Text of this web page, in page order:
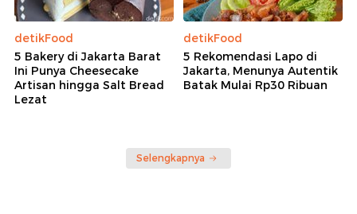
detikFood
5 Bakery di Jakarta Barat
Ini Punya Cheesecake
Artisan hingga Salt Bread
Lezat
detikFood
5 Rekomendasi Lapo di
Jakarta, Menunya Autentik
Batak Mulai Rp30 Ribuan
Selengkapnya